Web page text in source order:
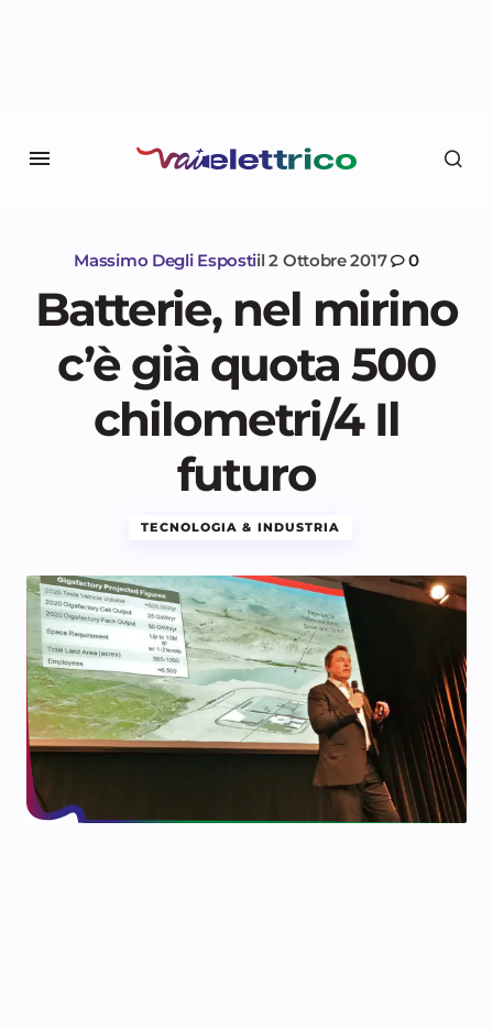
Massimo Degli Espostiil 2 Ottobre 2017 0
Batterie, nel mirino
c’è già quota 500
chilometri/4 Il
futuro
TECNOLOGIA & INDUSTRIA